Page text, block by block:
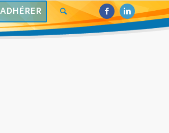
ADHÉRER